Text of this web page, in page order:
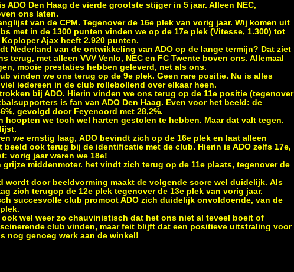
Den Haag de vierde grootste stijger in 5 jaar. Alleen NEC,
ons laten.
van de CPM. Tegenover de 16e plek van vorig jaar. Wij komen uit
met in de 1300 punten vinden we op de 17e plek (Vitesse, 1.300) tot
Ajax heeft 2.920 punten.
Nederland van de ontwikkeling van ADO op de lange termijn? Dat ziet
met alleen VVV Venlo, NEC en FC Twente boven ons. Allemaal
mooie prestaties hebben geleverd, net als ons.
vinden we ons terug op de 9e plek. Geen rare positie. Nu is alles
iedereen in de club rollebollend over elkaar heen.
bij ADO. Hierin vinden we ons terug op de 11e positie (tegenover
is fan van ADO Den Haag. Even voor het beeld: de
gevolgd door Feyenoord met 28,2%.
hoopten we toch wel harten gestolen te hebben. Maar dat valt tegen.
we ernstig laag, ADO bevindt zich op de 16e plek en laat alleen
beeld ook terug bij de identificatie met de club. Hierin is ADO zelfs 17e,
vorig jaar waren we 18e!
middenmoter. het vindt zich terug op de 11e plaats, tegenover de
wordt door beeldvorming maakt de volgende score wel duidelijk. Als
zich terugop de 12e plek tegenover de 13e plek van vorig jaar.
succesvolle club promoot ADO zich duidelijk onvoldoende, van de
wel weer zo chauvinistisch dat het ons niet al teveel boeit of
club vinden, maar feit blijft dat een positieve uitstraling voor
nog genoeg werk aan de winkel!